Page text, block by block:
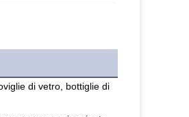
di vetro, bottiglie di